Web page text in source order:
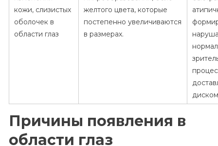
кожи, слизистых
оболочек в
области глаз
желтого цвета, которые
постепенно увеличиваются
в размерах.
Причины появления в
области глаз